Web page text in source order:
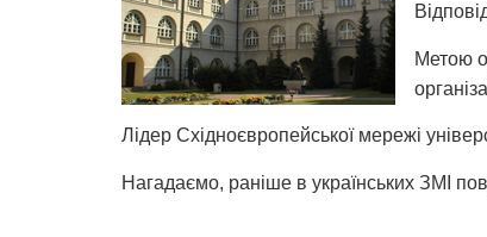
Метою
Лідер Східноєвропейської мережі
Нагадаємо, раніше в українських ЗМІ